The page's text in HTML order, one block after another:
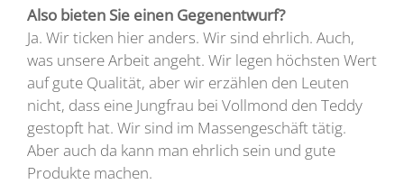
Also bieten Sie einen Gegenentwurf?
Ja. Wir ticken hier anders. Wir sind ehrlich. Auch,
was unsere Arbeit angeht. Wir legen höchsten Wert
auf gute Qualität, aber wir erzählen den Leuten
nicht, dass eine Jungfrau bei Vollmond den Teddy
gestopft hat. Wir sind im Massengeschäft tätig.
Aber auch da kann man ehrlich sein und gute
Produkte machen.